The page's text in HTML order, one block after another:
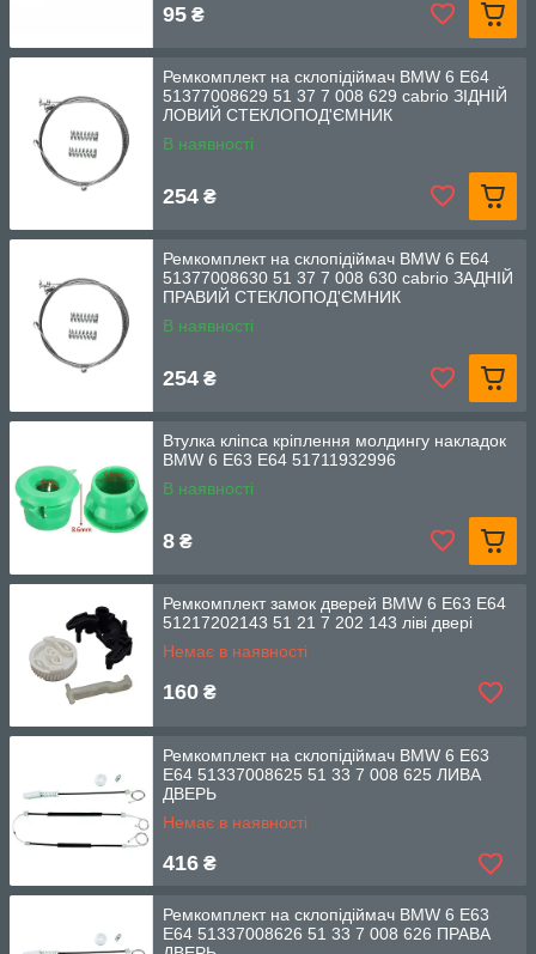
95 ₴
Ремкомплект на склопідіймач BMW 6 E64
51377008629 51 37 7 008 629 cabrio ЗІДНІЙ
ЛОВИЙ СТЕКЛОПОД'ЄМНИК
В наявності
254 ₴
Ремкомплект на склопідіймач BMW 6 E64
51377008630 51 37 7 008 630 cabrio ЗАДНІЙ
ПРАВИЙ СТЕКЛОПОД'ЄМНИК
В наявності
254 ₴
Втулка кліпса кріплення молдингу накладок
BMW 6 E63 E64 51711932996
В наявності
8 ₴
Ремкомплект замок дверей BMW 6 E63 E64
51217202143 51 21 7 202 143 ліві двері
Немає в наявності
160 ₴
Ремкомплект на склопідіймач BMW 6 E63
E64 51337008625 51 33 7 008 625 ЛИВА
ДВЕРЬ
Немає в наявності
416 ₴
Ремкомплект на склопідіймач BMW 6 E63
E64 51337008626 51 33 7 008 626 ПРАВА